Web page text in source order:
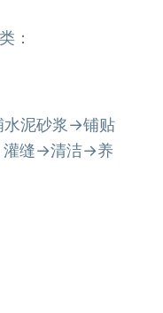
：
泥砂浆→铺贴
缝→清洁→养